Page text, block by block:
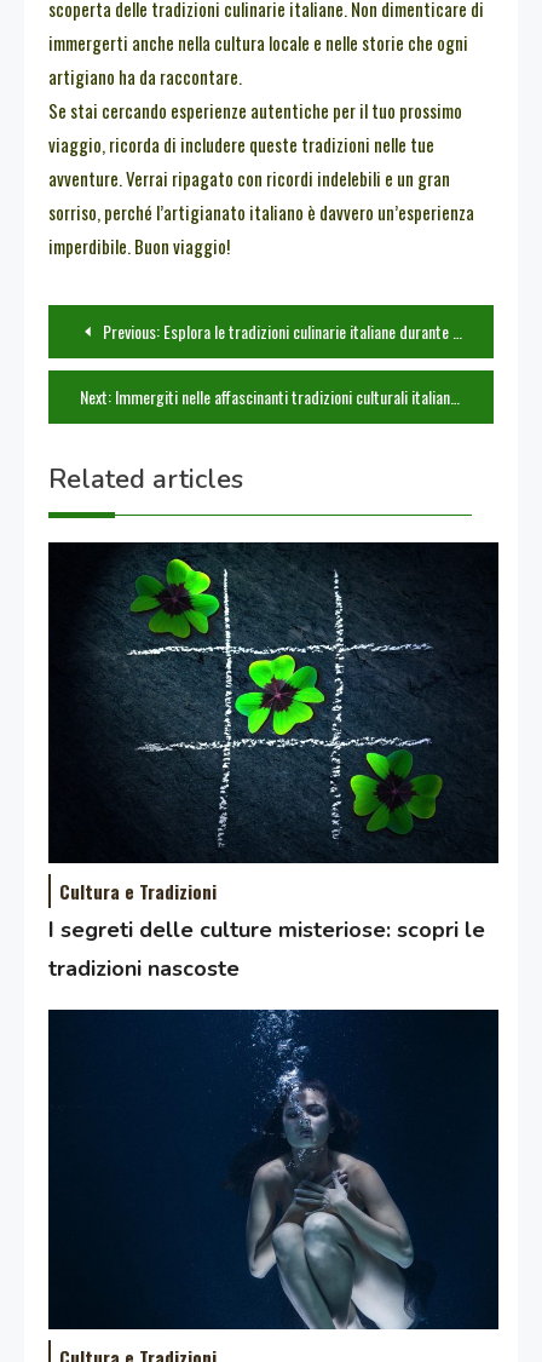
scoperta delle tradizioni culinarie italiane. Non dimenticare di
immergerti anche nella cultura locale e nelle storie che ogni
artigiano ha da raccontare.
Se stai cercando esperienze autentiche per il tuo prossimo
viaggio, ricorda di includere queste tradizioni nelle tue
avventure. Verrai ripagato con ricordi indelebili e un gran
sorriso, perché l’artigianato italiano è davvero un’esperienza
imperdibile. Buon viaggio!
Navigazione
articoli
Previous:Esplora le tradizioni culinarie italiane durante il tuo viaggio
Next:Immergiti nelle affascinanti tradizioni culturali italiane mentre viaggi
Related articles
Cultura e Tradizioni
I segreti delle culture misteriose: scopri le
tradizioni nascoste